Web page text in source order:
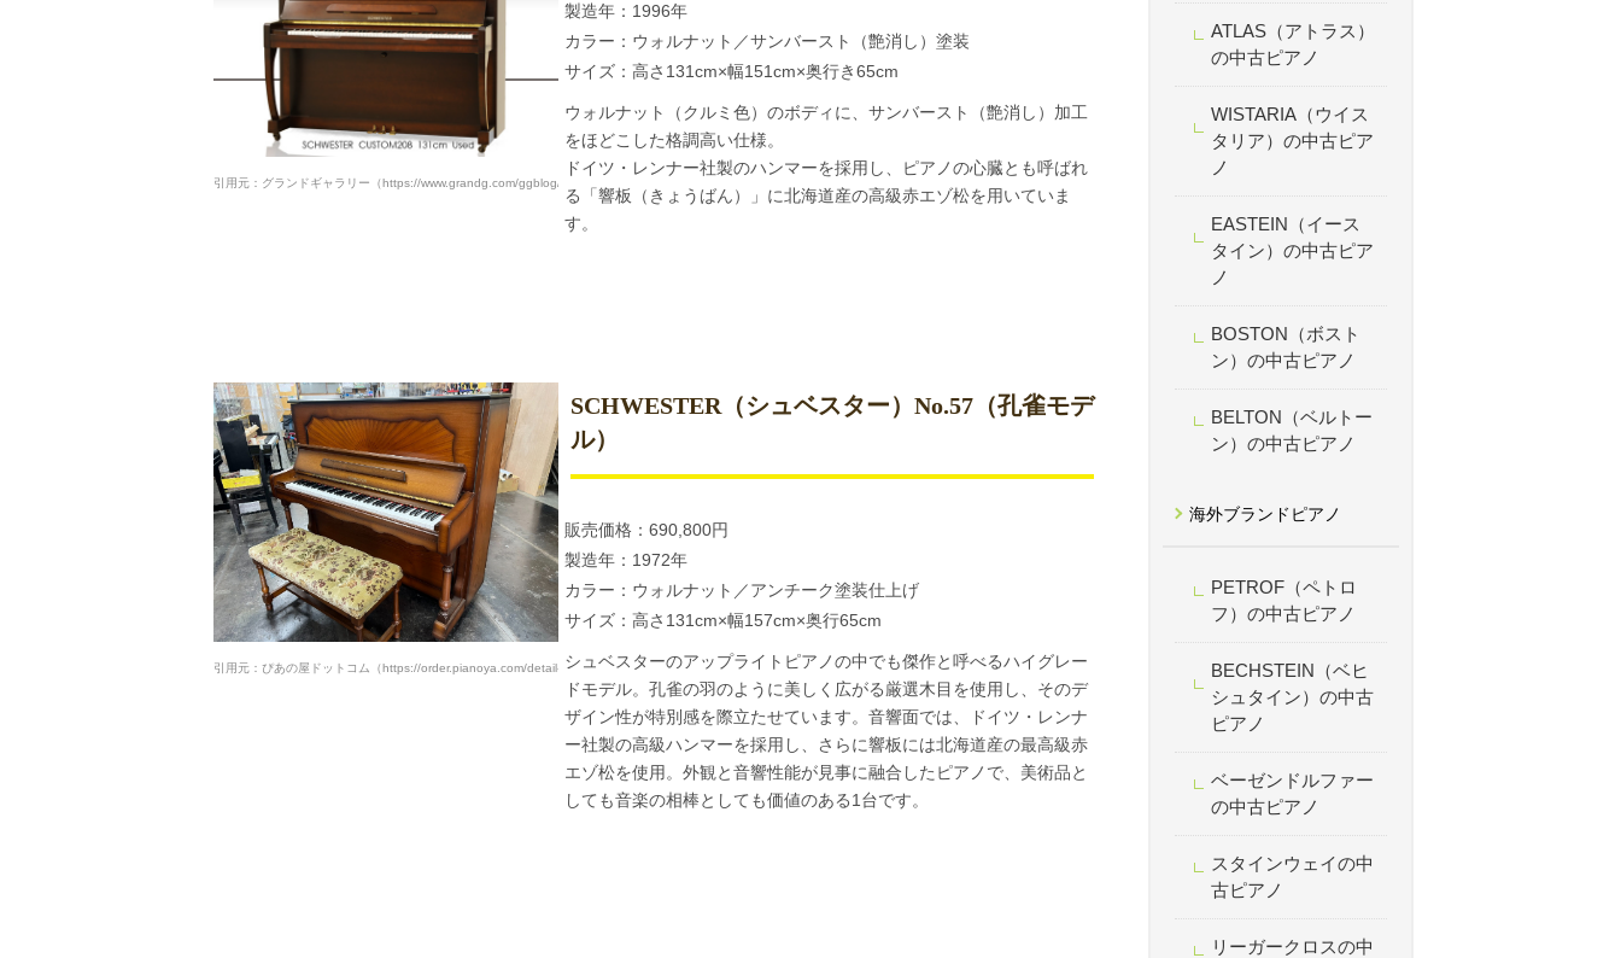
引用元：グランドギャラリー（https://www.grandg.com/ggblog/piano_tag/schwester/）
製造年：1996年
カラー：ウォルナット／サンバースト（艶消し）塗装
サイズ：高さ131cm×幅151cm×奥行き65cm
ウォルナット（クルミ色）のボディに、サンバースト（艶消し）加工
をほどこした格調高い仕様。
ドイツ・レンナー社製のハンマーを採用し、ピアノの心臓とも呼ばれ
る「響板（きょうばん）」に北海道産の高級赤エゾ松を用いていま
す。
引用元：ぴあの屋ドットコム（https://order.pianoya.com/detail-2024082701）
SCHWESTER（シュベスター）No.57（孔雀モデ
ル）
販売価格：690,800円
製造年：1972年
カラー：ウォルナット／アンチーク塗装仕上げ
サイズ：高さ131cm×幅157cm×奥行65cm
シュベスターのアップライトピアノの中でも傑作と呼べるハイグレー
ドモデル。孔雀の羽のように美しく広がる厳選木目を使用し、そのデ
ザイン性が特別感を際立たせています。音響面では、ドイツ・レンナ
ー社製の高級ハンマーを採用し、さらに響板には北海道産の最高級赤
エゾ松を使用。外観と音響性能が見事に融合したピアノで、美術品と
しても音楽の相棒としても価値のある1台です。
ATLAS（アトラス）
の中古ピアノ
WISTARIA（ウイス
タリア）の中古ピア
ノ
EASTEIN（イース
タイン）の中古ピア
ノ
BOSTON（ボスト
ン）の中古ピアノ
BELTON（ベルトー
ン）の中古ピアノ
海外ブランドピアノ
PETROF（ペトロ
フ）の中古ピアノ
BECHSTEIN（ベヒ
シュタイン）の中古
ピアノ
ベーゼンドルファー
の中古ピアノ
スタインウェイの中
古ピアノ
リーガークロスの中